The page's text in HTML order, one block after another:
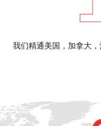
我们精通美国，加拿大